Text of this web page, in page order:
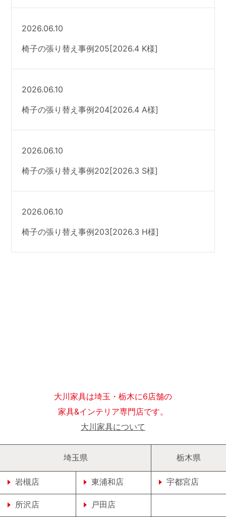
2026.06.10
椅子の張り替え事例205[2026.4 K様]
2026.06.10
椅子の張り替え事例204[2026.4 A様]
2026.06.10
椅子の張り替え事例202[2026.3 S様]
2026.06.10
椅子の張り替え事例203[2026.3 H様]
大川家具は埼玉・栃木に6店舗の
家具&インテリア専門店です。
大川家具について
埼玉県
岩槻店 東浦和店
所沢店 戸田店
栃木県
宇都宮店